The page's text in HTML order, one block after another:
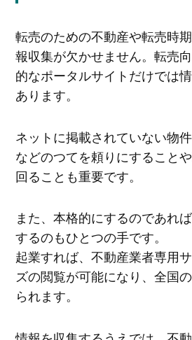
転売のための不動産や転売時
報収集が欠かせません。転売
的なポータルサイトだけでは
あります。
ネットに掲載されていない物
などのつてを頼りにすること
回ることも重要です。
また、本格的にするのであれ
するのもひとつの手です。
起業すれば、不動産業者専用
ズの閲覧が可能になり、全国
られます。